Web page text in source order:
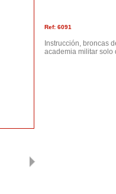
Ref: 6091
Instrucción, broncas
academia militar solo